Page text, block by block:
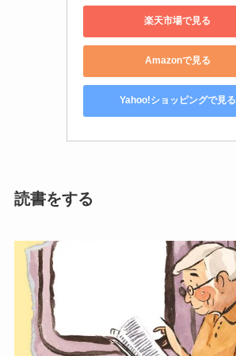
楽天市場で見る
Amazonで見る
Yahoo!ショッピングで見る
読書をする